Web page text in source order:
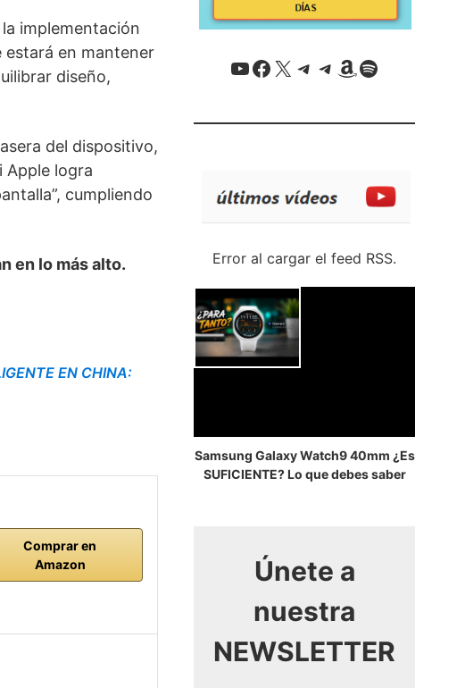
implementación
estará en mantener
diseño,
del dispositivo,
Apple logra
cumpliendo
en lo más alto.
EN CHINA:
Comprar en
Amazon
YouTube
Facebook
X / Twitter
Telegram
Telegram
Amazon
Spotify
Error al cargar el feed RSS.
Samsung Galaxy Watch9 40mm ¿Es
SUFICIENTE? Lo que debes saber
Únete a
nuestra
NEWSLETTER